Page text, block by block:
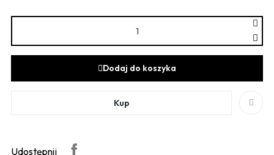
Dodaj do koszyka
Kup
Udostępnij